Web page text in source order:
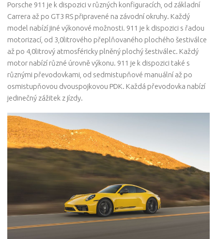
Porsche 911 je k dispozici v různých konfiguracích, od základní
Carrera až po GT3 RS připravené na závodní okruhy. Každý
model nabízí jiné výkonové možnosti. 911 je k dispozici s řadou
motorizací, od 3,0litrového přeplňovaného plochého šestiválce
až po 4,0litrový atmosféricky plněný plochý šestiválec. Každý
motor nabízí různé úrovně výkonu. 911 je k dispozici také s
různými převodovkami, od sedmistupňové manuální až po
osmistupňovou dvouspojkovou PDK. Každá převodovka nabízí
jedinečný zážitek z jízdy.